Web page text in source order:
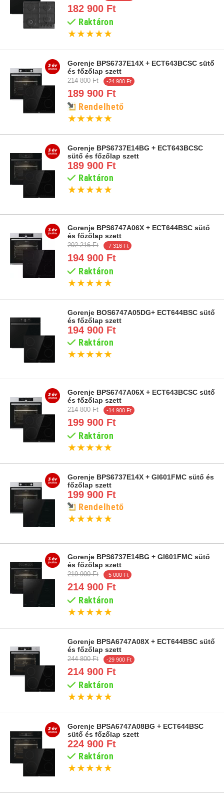
182 900 Ft
Raktáron
★★★★★
Gorenje BPS6737E14X + ECT643BCSC sütő
és főzőlap szett
214 800 Ft -24 900 Ft
189 900 Ft
Rendelhető
★★★★★
Gorenje BPS6737E14BG + ECT643BCSC
sütő és főzőlap szett
189 900 Ft
Raktáron
★★★★★
Gorenje BPS6747A06X + ECT644BSC sütő
és főzőlap szett
202 216 Ft -7 316 Ft
194 900 Ft
Raktáron
★★★★★
Gorenje BOS6747A05DG+ ECT644BSC sütő
és főzőlap szett
194 900 Ft
Raktáron
★★★★★
Gorenje BPS6747A06X + ECT643BCSC sütő
és főzőlap szett
214 800 Ft -14 900 Ft
199 900 Ft
Raktáron
★★★★★
Gorenje BPS6737E14X + GI601FMC sütő és
főzőlap szett
199 900 Ft
Rendelhető
★★★★★
Gorenje BPS6737E14BG + GI601FMC sütő
és főzőlap szett
219 900 Ft -5 000 Ft
214 900 Ft
Raktáron
★★★★★
Gorenje BPSA6747A08X + ECT644BSC sütő
és főzőlap szett
244 800 Ft -29 900 Ft
214 900 Ft
Raktáron
★★★★★
Gorenje BPSA6747A08BG + ECT644BSC
sütő és főzőlap szett
224 900 Ft
Raktáron
★★★★★